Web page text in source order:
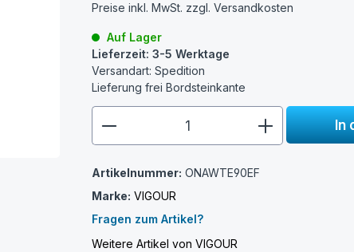
Preise inkl. MwSt. zzgl.Versandkosten
Auf Lager
Lieferzeit: 3-5 Werktage
Versandart: Spedition
Lieferung frei Bordsteinkante
In
Artikelnummer: ONAWTE90EF
Marke: VIGOUR
Fragen zum Artikel?
Weitere Artikel von VIGOUR